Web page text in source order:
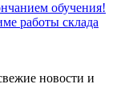
обучения!
работы склада
новости и